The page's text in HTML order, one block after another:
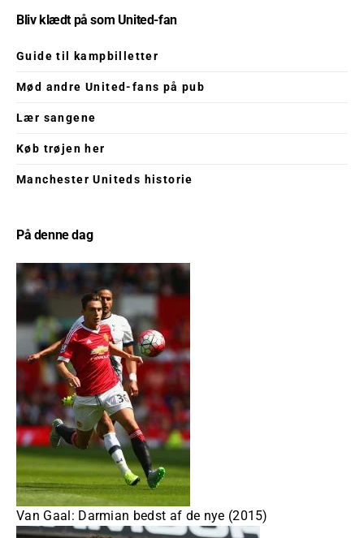
Bliv klædt på som United-fan
Guide til kampbilletter
Mød andre United-fans på pub
Lær sangene
Køb trøjen her
Manchester Uniteds historie
På denne dag
Van Gaal: Darmian bedst af de nye (2015)